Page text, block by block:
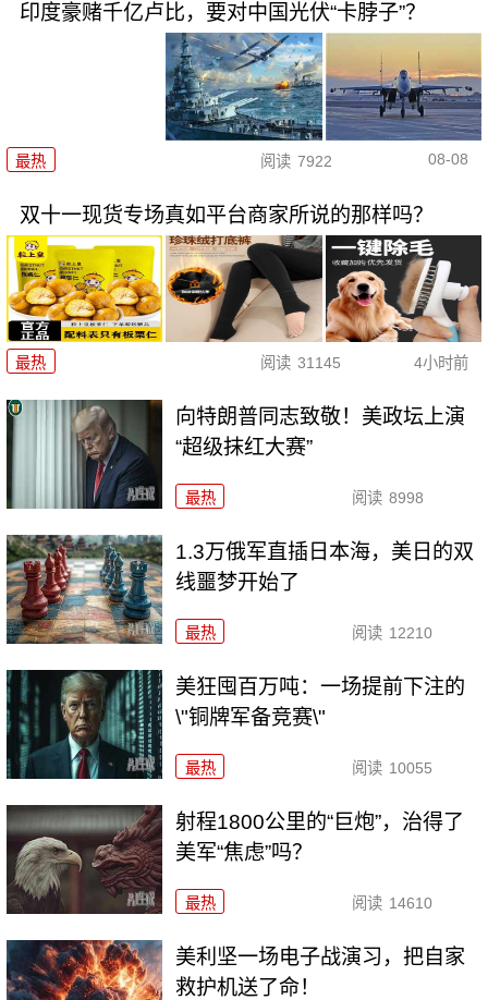
印度豪赌千亿卢比，要对中国光伏“卡脖子”？
最热 阅读 7922 08-08
双十一现货专场真如平台商家所说的那样吗？
最热 阅读 31145 4小时前
向特朗普同志致敬！美政坛上演
“超级抹红大赛”
最热 阅读 8998
1.3万俄军直插日本海，美日的双
线噩梦开始了
最热 阅读 12210
美狂囤百万吨：一场提前下注的
\"铜牌军备竞赛\"
最热 阅读 10055
射程1800公里的“巨炮”，治得了
美军“焦虑”吗？
最热 阅读 14610
美利坚一场电子战演习，把自家
救护机送了命！